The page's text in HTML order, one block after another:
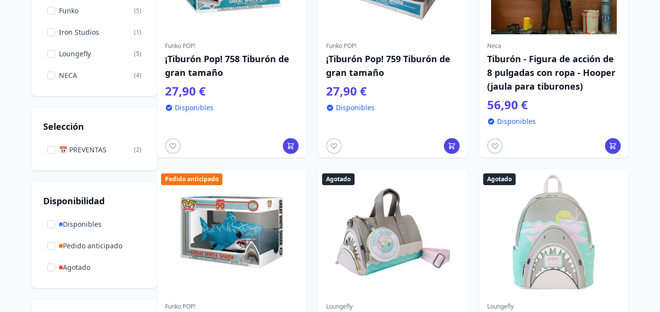
Funko (5)
Iron Studios (1)
Loungefly (5)
NECA (4)
Selección
📅 PREVENTAS (2)
Disponibilidad
Disponibles
Pedido anticipado
Agotado
Funko POP!
¡Tiburón Pop! 758 Tiburón de
gran tamaño
27,90 €
Disponibles
Funko POP!
¡Tiburón Pop! 759 Tiburón de
gran tamaño
27,90 €
Disponibles
Neca
Tiburón - Figura de acción de
8 pulgadas con ropa - Hooper
(jaula para tiburones)
56,90 €
Disponibles
Pedido anticipado
Funko POP!
Agotado
Loungefly
Agotado
Loungefly